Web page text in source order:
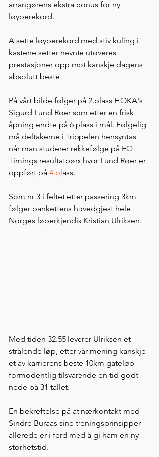
arrangørens ekstra bonus for ny
løyperekord.
Å sette løyperekord med stiv kuling i
kastene setter nevnte utøveres
prestasjoner opp mot kanskje dagens
absolutt beste
På vårt bilde følger på 2.plass HOKA's
Sigurd Lund Røer som etter en frisk
åpning endte på 6.plass i mål. Følgelig
må deltakerne i Trippelen hensyntas
når man studerer rekkefølge på EQ
Timings resultatbørs hvor Lund Røer er
oppført på 4.plass.
Som nr 3 i feltet etter passering 3km
følger bankettens hovedgjest hele
Norges løperkjendis Kristian Ulriksen.
Med tiden 32.55 leverer Ulriksen et
strålende løp, etter vår mening kanskje
et av karrierens beste 10km gateløp
formodentlig tilsvarende en tid godt
nede på 31 tallet.
En bekreftelse på at nærkontakt med
Sindre Buraas sine treningsprinsipper
allerede er i ferd med å gi ham en ny
storhetstid.